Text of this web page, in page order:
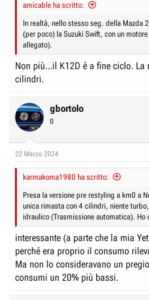
s
c
u
s
s
o
n
i
o
amicable ha scritto:
In realtà, nello stesso seg. della Mazda
(per poco) la Suzuki Swift, con un
allegato).
Non più...il K12D è a fine ciclo. La
cilindri.
gbortolo
0
22 Marzo 2024
karmakoma1980 ha scritto:
Presa la versione pre restyling a km0 a
unica rimasta con 4 cilindri, niente
idraulico (Trasmissione automatica). Ho
interessante (a parte che la mia
perché era proprio il consumo
Ma non lo consideravano un
consumi un 20% più bassi.